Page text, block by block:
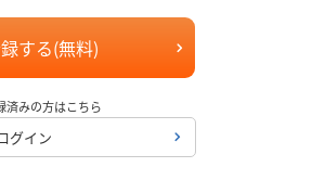
する(無料)
済みの方はこちら
グイン